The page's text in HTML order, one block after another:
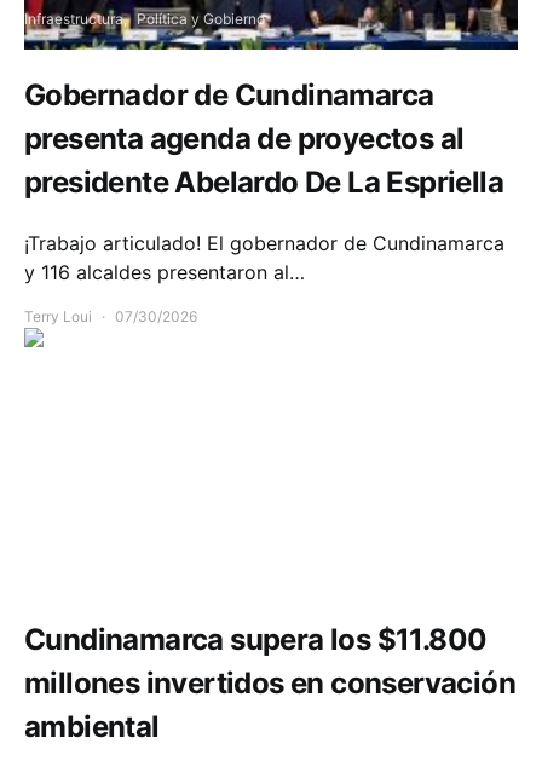
Infraestructura Política y Gobierno
Gobernador de Cundinamarca
presenta agenda de proyectos al
presidente Abelardo De La Espriella
¡Trabajo articulado! El gobernador de Cundinamarca
y 116 alcaldes presentaron al…
Terry Loui 07/30/2026
Cundinamarca supera los $11.800
millones invertidos en conservación
ambiental